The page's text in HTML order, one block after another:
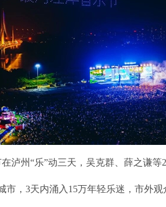
州“乐”动三天，吴克群、薛之谦等
3天内涌入15万年轻乐迷，市外观